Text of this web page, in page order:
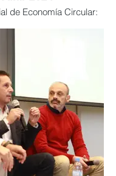
de Economía Circular:
en productos